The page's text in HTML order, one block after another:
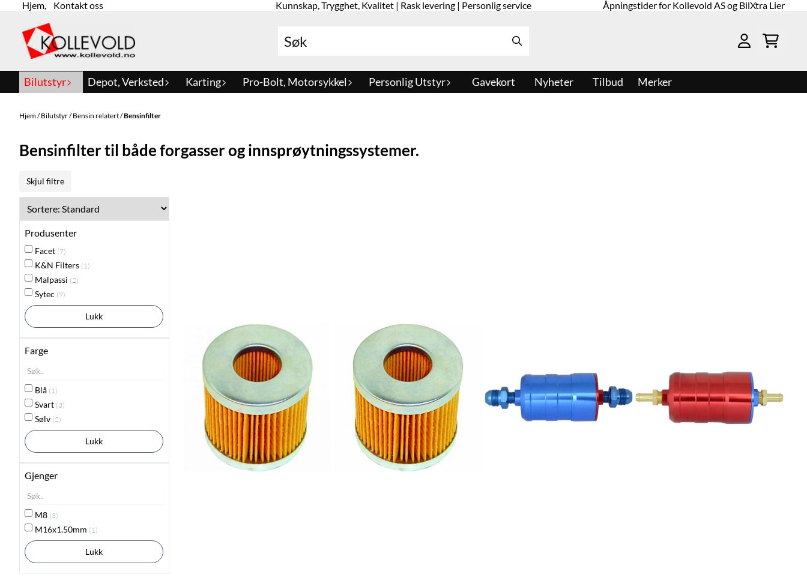
Hopp til innhold
Hjem, Kontakt oss Kunnskap, Trygghet, Kvalitet | Rask levering | Personlig service Åpningstider for Kollevold AS og BilXtra Lier
Bilutstyr Depot, Verksted Karting Pro-Bolt, Motorsykkel Personlig Utstyr Gavekort Nyheter Tilbud Merker
Hjem/Bilutstyr/Bensin relatert/Bensinfilter
Bensinfilter til både forgasser og innsprøytningssystemer.
Skjul filtre
Produsenter
Facet (7)
K&N Filters (1)
Malpassi (2)
Sytec (9)
Lukk
Farge
Blå (1)
Svart (3)
Sølv (2)
Lukk
Gjenger
M8 (3)
M16x1.50mm (1)
Lukk